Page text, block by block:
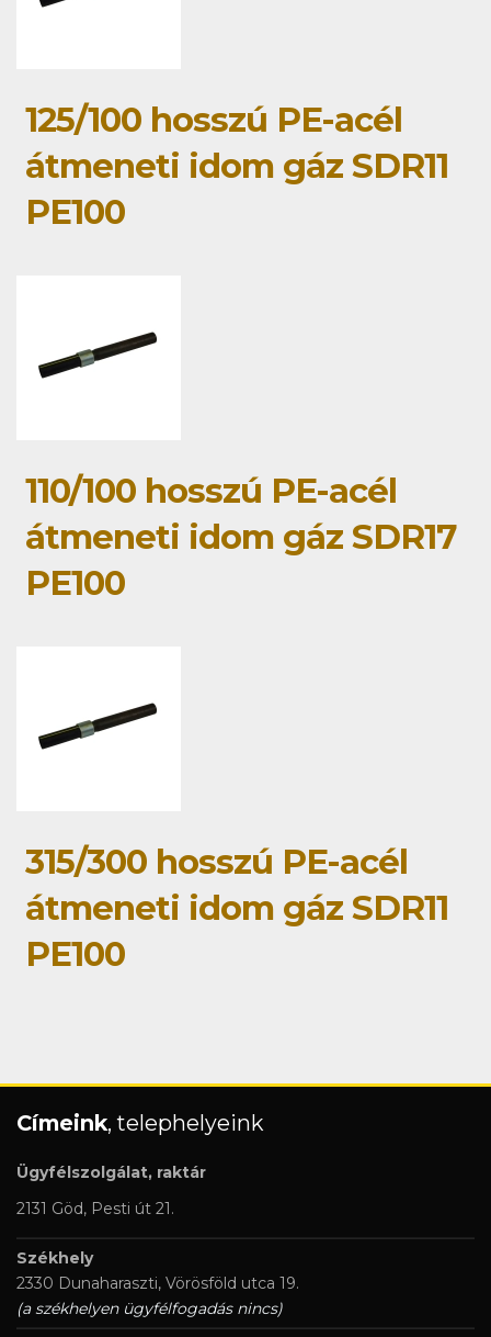
125/100 hosszú PE-acél
átmeneti idom gáz SDR11
PE100
110/100 hosszú PE-acél
átmeneti idom gáz SDR17
PE100
315/300 hosszú PE-acél
átmeneti idom gáz SDR11
PE100
Címeink, telephelyeink
Ügyfélszolgálat, raktár
2131 Göd, Pesti út 21.
Székhely
2330 Dunaharaszti, Vörösföld utca 19.
(a székhelyen ügyfélfogadás nincs)